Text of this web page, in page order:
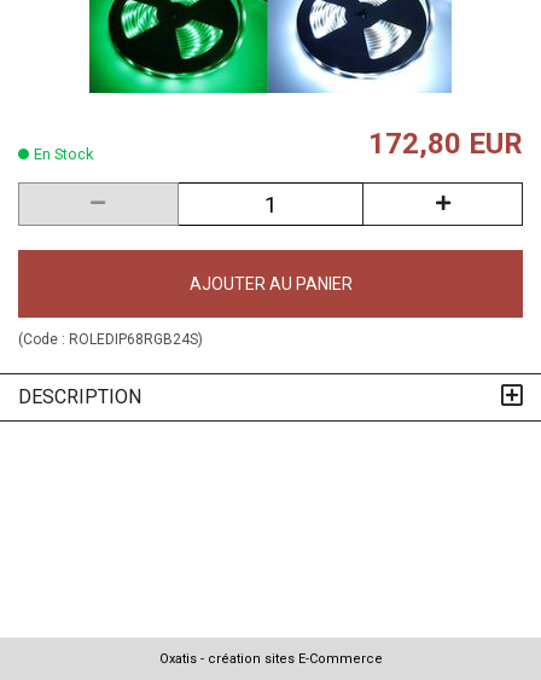
En Stock 172,80 EUR
AJOUTER AU PANIER
(Code : ROLEDIP68RGB24S)
DESCRIPTION
Oxatis - création sites E-Commerce